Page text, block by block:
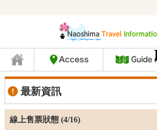
最新資訊
線上售票狀態 (4/16)